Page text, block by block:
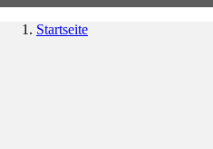
Startseite